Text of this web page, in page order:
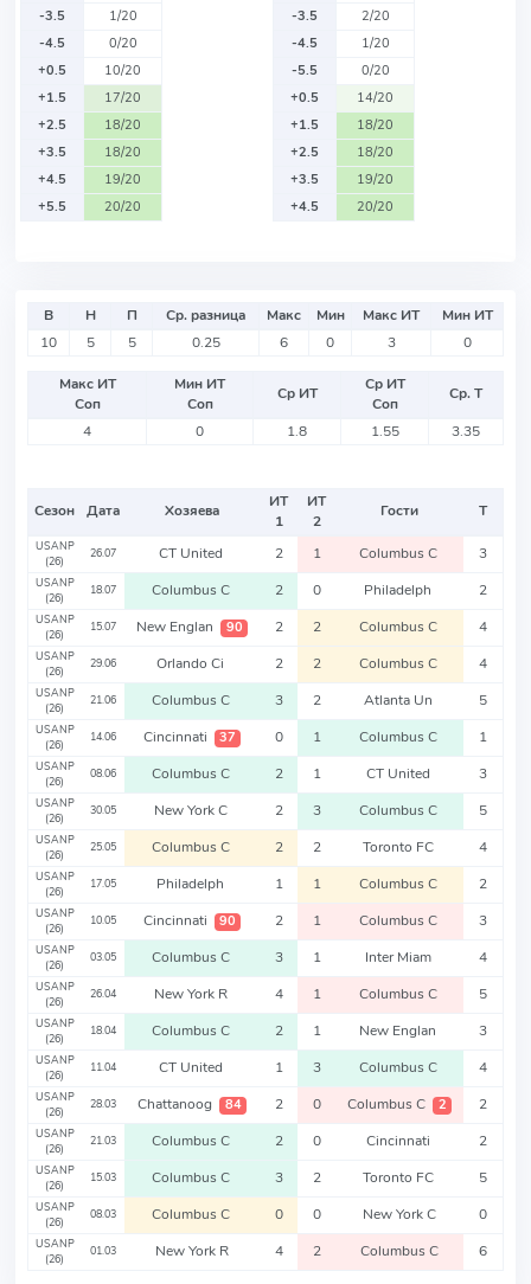
-3.5
1/20
-4.5
0/20
+0.5
10/20
+1.5
17/20
+2.5
18/20
+3.5
18/20
+4.5
19/20
+5.5
20/20
-3.5
2/20
-4.5
1/20
-5.5
0/20
+0.5
14/20
+1.5
18/20
+2.5
18/20
+3.5
19/20
+4.5
20/20
В Н П Ср. разница Макс Мин Макс ИТ
Мин ИТ
10
5 5 0.25 6 0 3 0
Макс ИТ
Соп
Мин ИТ
Соп
Ср ИТ
Ср ИТ
Соп
Ср. Т
4
0 1.8 1.55 3.35
Сезон Дата Хозяева
ИТ
1
ИТ
2
Гости Т
USANP
(26)
26.07 CT United 2 1 Columbus C 3
USANP
(26)
18.07 Columbus C 2 0 Philadelph 2
USANP
(26)
15.07 New Englan 90 2 2 Columbus C 4
USANP
(26)
29.06 Orlando Ci 2 2 Columbus C 4
USANP
(26)
21.06 Columbus C 3 2 Atlanta Un 5
USANP
(26)
14.06 Cincinnati 37 0 1 Columbus C 1
USANP
(26)
08.06 Columbus C 2 1 CT United 3
USANP
(26)
30.05 New York C 2 3 Columbus C 5
USANP
(26)
25.05 Columbus C 2 2 Toronto FC 4
USANP
(26)
17.05 Philadelph 1 1 Columbus C 2
USANP
(26)
10.05 Cincinnati 90 2 1 Columbus C 3
USANP
(26)
03.05 Columbus C 3 1 Inter Miam 4
USANP
(26)
26.04 New York R 4 1 Columbus C 5
USANP
(26)
18.04 Columbus C 2 1 New Englan 3
USANP
(26)
11.04 CT United 1 3 Columbus C 4
USANP
(26)
28.03 Chattanoog 84 2 0 Columbus C 2 2
USANP
(26)
21.03 Columbus C 2 0 Cincinnati 2
USANP
(26)
15.03 Columbus C 3 2 Toronto FC 5
USANP
(26)
08.03 Columbus C 0 0 New York C 0
USANP
(26)
01.03 New York R 4 2 Columbus C 6